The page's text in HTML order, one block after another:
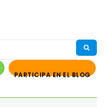
PARTICIPA EN EL BLOG